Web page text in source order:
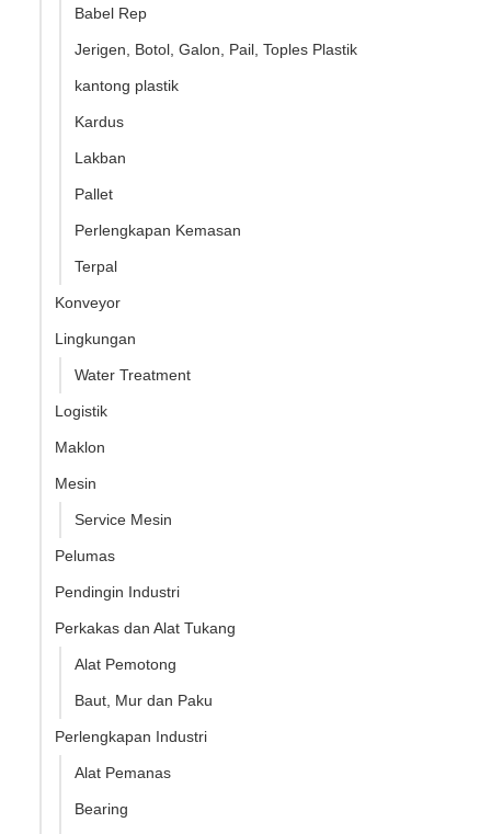
Babel Rep
Jerigen, Botol, Galon, Pail, Toples Plastik
kantong plastik
Kardus
Lakban
Pallet
Perlengkapan Kemasan
Terpal
Konveyor
Lingkungan
Water Treatment
Logistik
Maklon
Mesin
Service Mesin
Pelumas
Pendingin Industri
Perkakas dan Alat Tukang
Alat Pemotong
Baut, Mur dan Paku
Perlengkapan Industri
Alat Pemanas
Bearing